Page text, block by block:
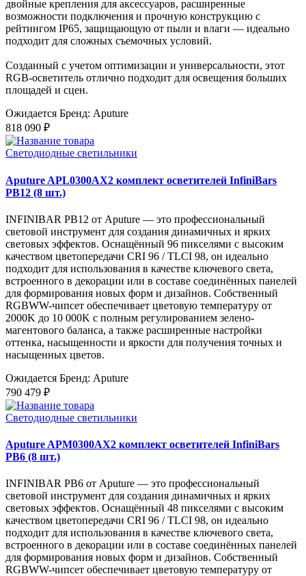
двойные крепления для аксессуаров, расширенные
возможности подключения и прочную конструкцию с
рейтингом IP65, защищающую от пыли и влаги — идеально
подходит для сложных съемочных условий.
Созданный с учетом оптимизации и универсальности, этот
RGB-осветитель отлично подходит для освещения больших
площадей и сцен.
Ожидается Бренд: Aputure
818 090 ₽
Светодиодные светильники
Aputure APL0300AX2 комплект осветителей InfiniBars
PB12 (8 шт.)
INFINIBAR PB12 от Aputure — это профессиональный
световой инструмент для создания динамичных и ярких
световых эффектов. Оснащённый 96 пикселями с высоким
качеством цветопередачи CRI 96 / TLCI 98, он идеально
подходит для использования в качестве ключевого света,
встроенного в декорации или в составе соединённых панелей
для формирования новых форм и дизайнов. Собственный
RGBWW-чипсет обеспечивает цветовую температуру от
2000K до 10 000K с полным регулированием зелено-
магентового баланса, а также расширенные настройки
оттенка, насыщенности и яркости для получения точных и
насыщенных цветов.
Ожидается Бренд: Aputure
790 479 ₽
Светодиодные светильники
Aputure APM0300AX2 комплект осветителей InfiniBars
PB6 (8 шт.)
INFINIBAR PB6 от Aputure — это профессиональный
световой инструмент для создания динамичных и ярких
световых эффектов. Оснащённый 48 пикселями с высоким
качеством цветопередачи CRI 96 / TLCI 98, он идеально
подходит для использования в качестве ключевого света,
встроенного в декорации или в составе соединённых панелей
для формирования новых форм и дизайнов. Собственный
RGBWW-чипсет обеспечивает цветовую температуру от